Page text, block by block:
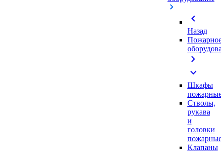
chevron_left
Назад
chevron_right
expand_more
Шкафы
Стволы,
рукава
и
головки
Клапаны